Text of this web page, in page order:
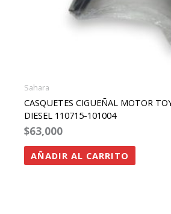
Sahara
CASQUETES CIGUEÑAL MOTOR
DIESEL 110715-101004
$63,000
AÑADIR AL CARRITO